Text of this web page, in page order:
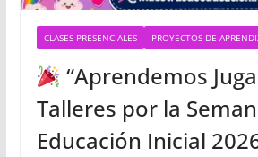
CLASES PRESENCIALES PROYECTOS DE
“Aprendemos
Talleres por la
Educación Inicial